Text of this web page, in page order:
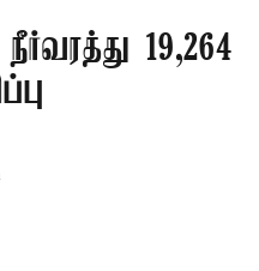
19,264